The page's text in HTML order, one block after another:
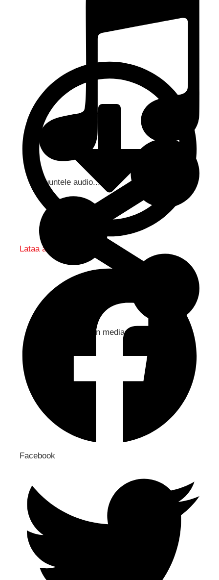
Kuuntele audio...
Lataa audio
Jaa sosiaaliseen mediaan
Facebook